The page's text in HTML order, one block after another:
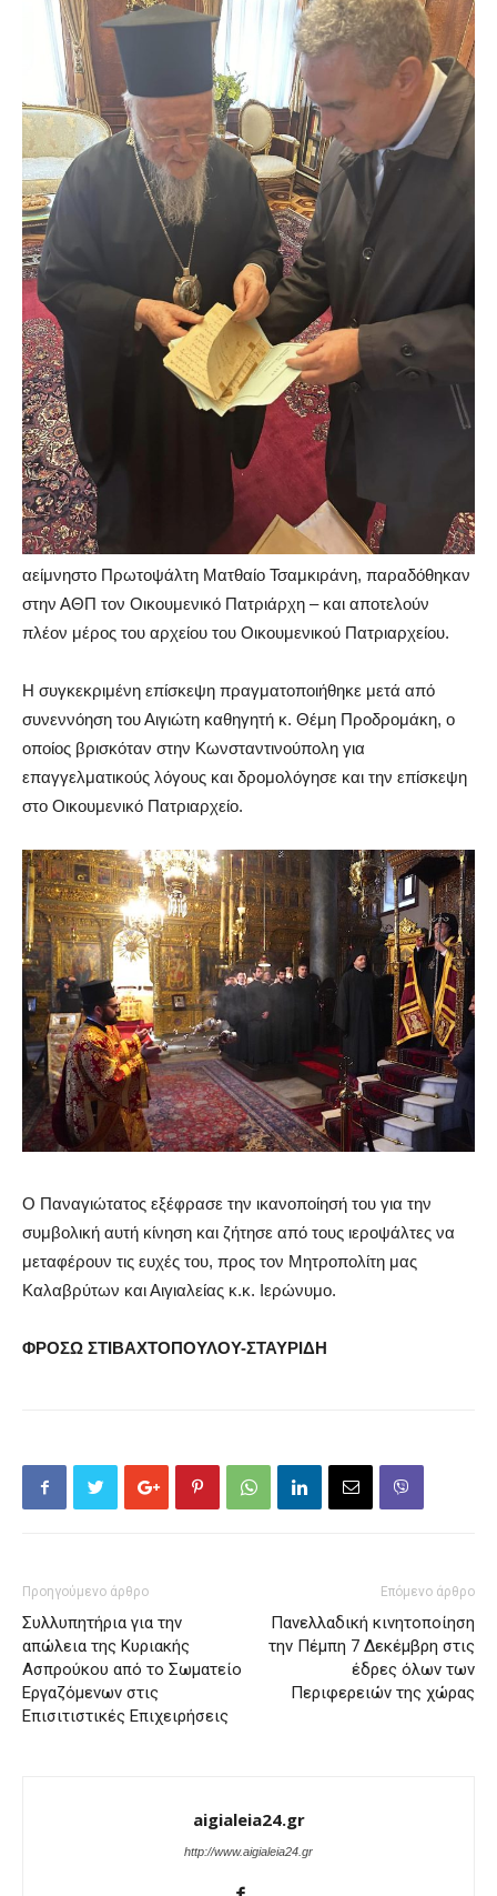
αείμνηστο Πρωτοψάλτη Ματθαίο Τσαμκιράνη, παραδόθηκαν
στην ΑΘΠ τον Οικουμενικό Πατριάρχη – και αποτελούν
πλέον μέρος του αρχείου του Οικουμενικού Πατριαρχείου.
Η συγκεκριμένη επίσκεψη πραγματοποιήθηκε μετά από
συνεννόηση του Αιγιώτη καθηγητή κ. Θέμη Προδρομάκη, ο
οποίος βρισκόταν στην Κωνσταντινούπολη για
επαγγελματικούς λόγους και δρομολόγησε και την επίσκεψη
στο Οικουμενικό Πατριαρχείο.
Ο Παναγιώτατος εξέφρασε την ικανοποίησή του για την
συμβολική αυτή κίνηση και ζήτησε από τους ιεροψάλτες να
μεταφέρουν τις ευχές του, προς τον Μητροπολίτη μας
Καλαβρύτων και Αιγιαλείας κ.κ. Ιερώνυμο.
ΦΡΟΣΩ ΣΤΙΒΑΧΤΟΠΟΥΛΟΥ-ΣΤΑΥΡΙΔΗ
Προηγούμενο άρθρο
Συλλυπητήρια για την
απώλεια της Κυριακής
Ασπρούκου από το Σωματείο
Εργαζόμενων στις
Επισιτιστικές Επιχειρήσεις
Επόμενο άρθρο
Πανελλαδική κινητοποίηση
την Πέμπη 7 Δεκέμβρη στις
έδρες όλων των
Περιφερειών της χώρας
aigialeia24.gr
http://www.aigialeia24.gr